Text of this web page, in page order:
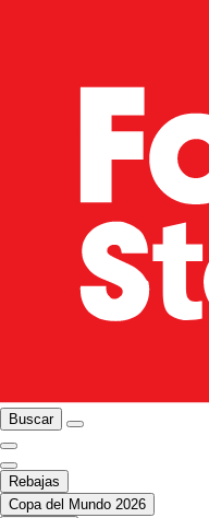
Buscar
Rebajas
Copa del Mundo 2026